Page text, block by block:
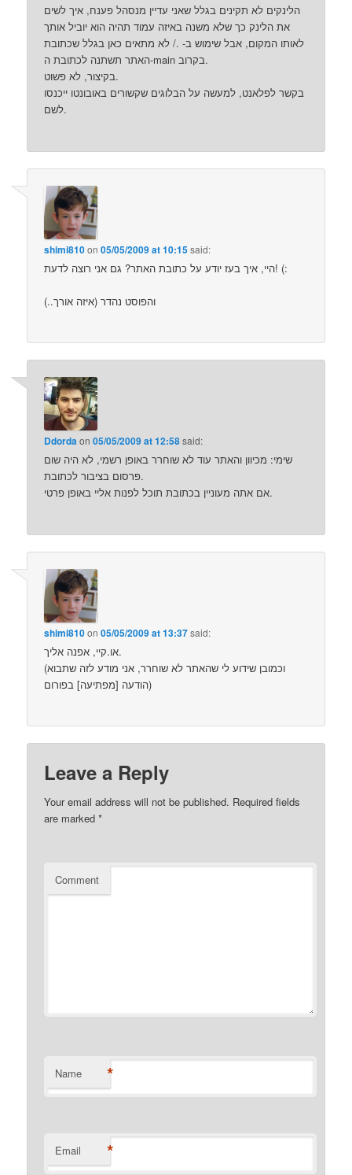
הלינקים לא תקינים בגלל שאני עדיין מנסהל פענח, איך לשים
את הלינק כך שלא משנה באיזה עמוד תהיה הוא יוביל אותך
לאותו המקום, אבל שימוש ב- ./ לא מתאים כאן בגלל שכתובת
האתר תשתנה לכתובת ה-main בקרוב.
בקיצור, לא פשוט.
בקשר לפלאנט, למעשה על הבלוגים שקשורים באובונטו ייכנסו
לשם.
shimi810on05/05/2009 at 10:15said:
היי, איך בעז יודע על כתובת האתר? גם אני רוצה לדעת! (:
והפוסט נהדר (איזה אורך..)
Ddordaon05/05/2009 at 12:58said:
שימי: מכיוון והאתר עוד לא שוחרר באופן רשמי, לא היה שום
פרסום בציבור לכתובת.
אם אתה מעוניין בכתובת תוכל לפנות אליי באופן פרטי.
shimi810on05/05/2009 at 13:37said:
או.קיי, אפנה אליך.
(וכמובן שידוע לי שהאתר לא שוחרר, אני מודע לזה שתבוא
הודעה [מפתיעה] בפורום)
Leave a Reply
Your email address will not be published. Required fields
are marked*
Comment
Name *
Email *